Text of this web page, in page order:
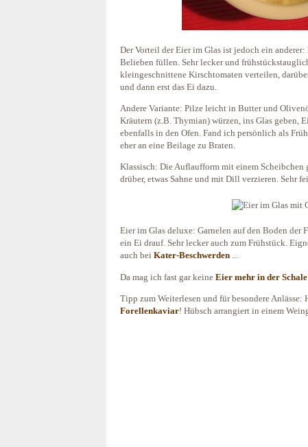
Der Vorteil der Eier im Glas ist jedoch ein
Belieben füllen. Sehr lecker und
kleingeschnittene Kirschtomaten verteilen,
und dann erst das Ei dazu.
Andere Variante: Pilze leicht in Butter und
Kräutern (z.B. Thymian) würzen, ins Glas geben,
ebenfalls in den Ofen. Fand ich persönlich als
eher an eine Beilage zu Braten.
Klassisch: Die Auflaufform mit einem Scheibchen
drüber, etwas Sahne und mit Dill verzieren. Sehr
Eier im Glas deluxe: Garnelen auf den Boden der
ein Ei drauf. Sehr lecker auch zum Frühstück.
auch bei Kater-Beschwerden ...
Da mag ich fast gar keine Eier mehr in der
Tipp zum Weiterlesen und für besondere Anlässe:
Forellenkaviar! Hübsch arrangiert in einem